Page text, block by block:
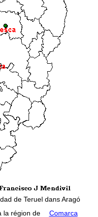
de Teruel dans Aragó
la région de
Comarca